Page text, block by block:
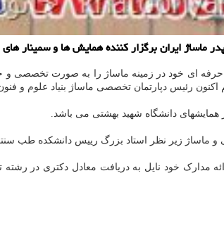
ماساژ ایران برگزار كننده همایش ها و سمینار
ای خود در زمینه ماساژ را به صورت تخصصی و
اکنون رئیس دپارتمان تخصصی ماساژ بنیاد علوم و
همایشهای دانشگاه شهید بهشتی می باشد.
ماساژ زیر نظر استاد بزرگ رییس دانشکده طب
مدارک خود نایل به دریافت معادل دکتری در